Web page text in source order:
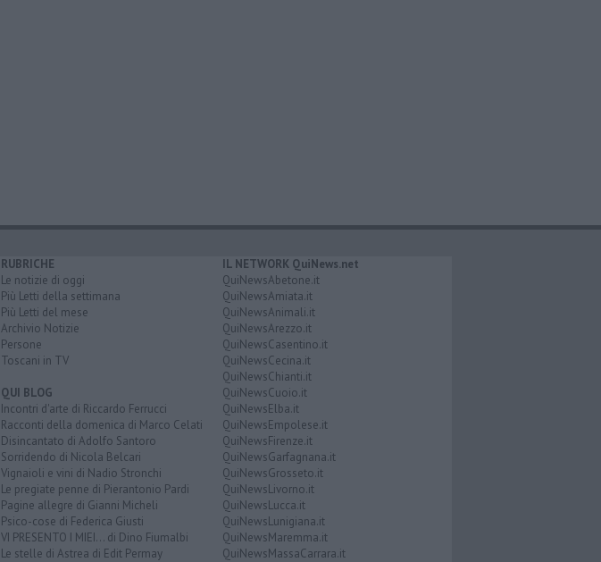
RUBRICHE
Le notizie di oggi
Più Letti della settimana
Più Letti del mese
Archivio Notizie
Persone
Toscani in TV
QUI BLOG
Incontri d'arte di Riccardo Ferrucci
Racconti della domenica di Marco Celati
Disincantato di Adolfo Santoro
Sorridendo di Nicola Belcari
Vignaioli e vini di Nadio Stronchi
Le pregiate penne di Pierantonio Pardi
Pagine allegre di Gianni Micheli
Psico-cose di Federica Giusti
VI PRESENTO I MIEI... di Dino Fiumalbi
Le stelle di Astrea di Edit Permay
IL NETWORK QuiNews.net
QuiNewsAbetone.it
QuiNewsAmiata.it
QuiNewsAnimali.it
QuiNewsArezzo.it
QuiNewsCasentino.it
QuiNewsCecina.it
QuiNewsChianti.it
QuiNewsCuoio.it
QuiNewsElba.it
QuiNewsEmpolese.it
QuiNewsFirenze.it
QuiNewsGarfagnana.it
QuiNewsGrosseto.it
QuiNewsLivorno.it
QuiNewsLucca.it
QuiNewsLunigiana.it
QuiNewsMaremma.it
QuiNewsMassaCarrara.it